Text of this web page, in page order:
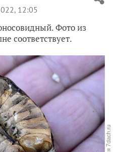
12:05
Фото из
соответствует.